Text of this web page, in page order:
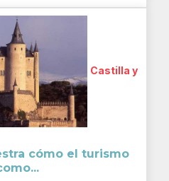
Castilla y
cómo el turismo